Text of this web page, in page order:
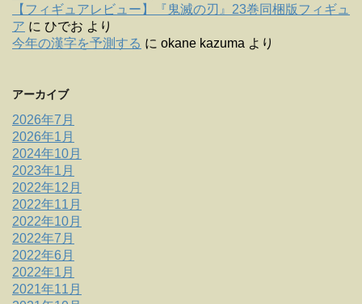
【フィギュアレビュー】『鬼滅の刃』23巻同梱版フィギュ
ア に ひでお より
今年の漢字を予測する に okane kazuma より
アーカイブ
2026年7月
2026年1月
2024年10月
2023年1月
2022年12月
2022年11月
2022年10月
2022年7月
2022年6月
2022年1月
2021年11月